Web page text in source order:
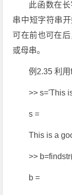
此函数在
串中短字符串
可在前也可在
或母串。
例2.35 利用
>> s='This
s =
This is a
>>
b =